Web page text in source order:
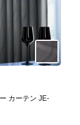
カーテン JE-